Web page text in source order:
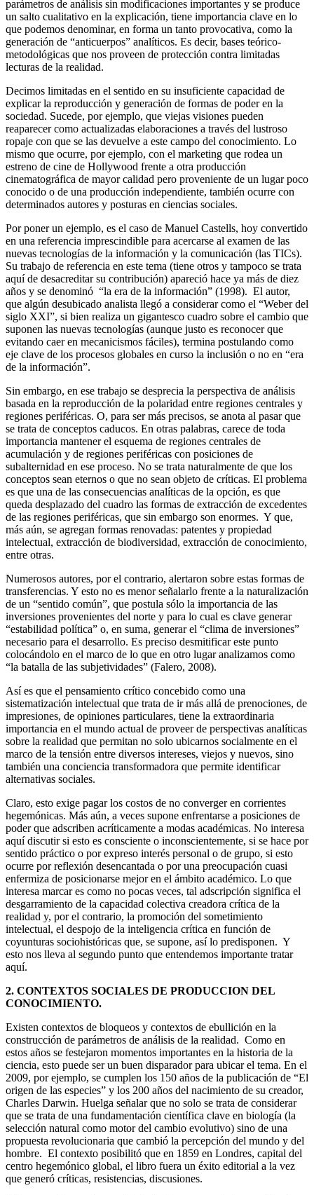
parámetros de análisis sin modificaciones importantes y se produce
un salto cualitativo en la explicación, tiene importancia clave en lo
que podemos denominar, en forma un tanto provocativa, como la
generación de “anticuerpos” analíticos. Es decir, bases teórico-
metodológicas que nos proveen de protección contra limitadas
lecturas de la realidad.
Decimos limitadas en el sentido en su insuficiente capacidad de
explicar la reproducción y generación de formas de poder en la
sociedad. Sucede, por ejemplo, que viejas visiones pueden
reaparecer como actualizadas elaboraciones a través del lustroso
ropaje con que se las devuelve a este campo del conocimiento. Lo
mismo que ocurre, por ejemplo, con el marketing que rodea un
estreno de cine de Hollywood frente a otra producción
cinematográfica de mayor calidad pero proveniente de un lugar poco
conocido o de una producción independiente, también ocurre con
determinados autores y posturas en ciencias sociales.
Por poner un ejemplo, es el caso de Manuel Castells, hoy convertido
en una referencia imprescindible para acercarse al examen de las
nuevas tecnologías de la información y la comunicación (las TICs).
Su trabajo de referencia en este tema (tiene otros y tampoco se trata
aquí de desacreditar su contribución) apareció hace ya más de diez
años y se denominó “la era de la información” (1998). El autor,
que algún desubicado analista llegó a considerar como el “Weber del
siglo XXI”, si bien realiza un gigantesco cuadro sobre el cambio que
suponen las nuevas tecnologías (aunque justo es reconocer que
evitando caer en mecanicismos fáciles), termina postulando como
eje clave de los procesos globales en curso la inclusión o no en “era
de la información”.
Sin embargo, en ese trabajo se desprecia la perspectiva de análisis
basada en la reproducción de la polaridad entre regiones centrales y
regiones periféricas. O, para ser más precisos, se anota al pasar que
se trata de conceptos caducos. En otras palabras, carece de toda
importancia mantener el esquema de regiones centrales de
acumulación y de regiones periféricas con posiciones de
subalternidad en ese proceso. No se trata naturalmente de que los
conceptos sean eternos o que no sean objeto de críticas. El problema
es que una de las consecuencias analíticas de la opción, es que
queda desplazado del cuadro las formas de extracción de excedentes
de las regiones periféricas, que sin embargo son enormes. Y que,
más aún, se agregan formas renovadas: patentes y propiedad
intelectual, extracción de biodiversidad, extracción de conocimiento,
entre otras.
Numerosos autores, por el contrario, alertaron sobre estas formas de
transferencias. Y esto no es menor señalarlo frente a la naturalización
de un “sentido común”, que postula sólo la importancia de las
inversiones provenientes del norte y para lo cual es clave generar
“estabilidad política” o, en suma, generar el “clima de inversiones”
necesario para el desarrollo. Es preciso desmitificar este punto
colocándolo en el marco de lo que en otro lugar analizamos como
“la batalla de las subjetividades” (Falero, 2008).
Así es que el pensamiento crítico concebido como una
sistematización intelectual que trata de ir más allá de prenociones, de
impresiones, de opiniones particulares, tiene la extraordinaria
importancia en el mundo actual de proveer de perspectivas analíticas
sobre la realidad que permitan no solo ubicarnos socialmente en el
marco de la tensión entre diversos intereses, viejos y nuevos, sino
también una conciencia transformadora que permite identificar
alternativas sociales.
Claro, esto exige pagar los costos de no converger en corrientes
hegemónicas. Más aún, a veces supone enfrentarse a posiciones de
poder que adscriben acríticamente a modas académicas. No interesa
aquí discutir si esto es consciente o inconscientemente, si se hace por
sentido práctico o por expreso interés personal o de grupo, si esto
ocurre por reflexión desencantada o por una preocupación cuasi
enfermiza de posicionarse mejor en el ámbito académico. Lo que
interesa marcar es como no pocas veces, tal adscripción significa el
desgarramiento de la capacidad colectiva creadora crítica de la
realidad y, por el contrario, la promoción del sometimiento
intelectual, el despojo de la inteligencia crítica en función de
coyunturas sociohistóricas que, se supone, así lo predisponen. Y
esto nos lleva al segundo punto que entendemos importante tratar
aquí.
2. CONTEXTOS SOCIALES DE PRODUCCION DEL
CONOCIMIENTO.
Existen contextos de bloqueos y contextos de ebullición en la
construcción de parámetros de análisis de la realidad. Como en
estos años se festejaron momentos importantes en la historia de la
ciencia, esto puede ser un buen disparador para ubicar el tema. En el
2009, por ejemplo, se cumplen los 150 años de la publicación de “El
origen de las especies” y los 200 años del nacimiento de su creador,
Charles Darwin. Huelga señalar que no solo se trata de considerar
que se trata de una fundamentación científica clave en biología (la
selección natural como motor del cambio evolutivo) sino de una
propuesta revolucionaria que cambió la percepción del mundo y del
hombre. El contexto posibilitó que en 1859 en Londres, capital del
centro hegemónico global, el libro fuera un éxito editorial a la vez
que generó críticas, resistencias, discusiones.